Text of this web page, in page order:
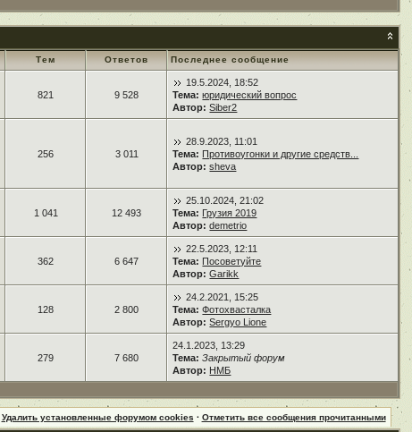
Тем Ответов Последнее сообщение
821 9 528
19.5.2024, 18:52
Тема: юридический вопрос
Автор: Siber2
256 3 011
28.9.2023, 11:01
Тема: Противоугонки и другие средств...
Автор: sheva
1 041 12 493
25.10.2024, 21:02
Тема: Грузия 2019
Автор: demetrio
362 6 647
22.5.2023, 12:11
Тема: Посоветуйте
Автор: Garikk
128 2 800
24.2.2021, 15:25
Тема: Фотохвасталка
Автор: Sergyo Lione
279 7 680
24.1.2023, 13:29
Тема: Закрытый форум
Автор: НМБ
Удалить установленные форумом cookies · Отметить все сообщения прочитанными